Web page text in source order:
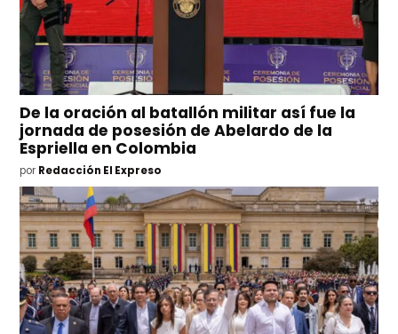
De la oración al batallón militar así fue la
jornada de posesión de Abelardo de la
Espriella en Colombia
por Redacción El Expreso